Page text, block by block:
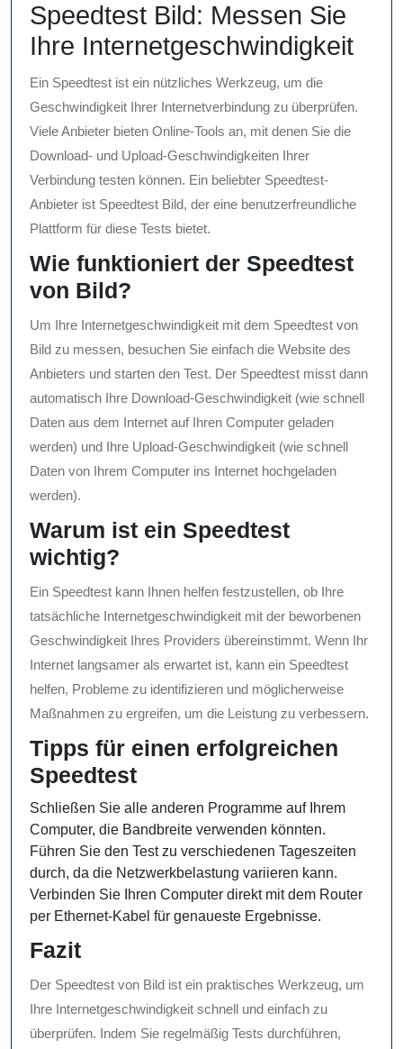
Speedtest Bild: Messen Sie
Ihre Internetgeschwindigkeit
Ein Speedtest ist ein nützliches Werkzeug, um die
Geschwindigkeit Ihrer Internetverbindung zu überprüfen.
Viele Anbieter bieten Online-Tools an, mit denen Sie die
Download- und Upload-Geschwindigkeiten Ihrer
Verbindung testen können. Ein beliebter Speedtest-
Anbieter ist Speedtest Bild, der eine benutzerfreundliche
Plattform für diese Tests bietet.
Wie funktioniert der Speedtest
von Bild?
Um Ihre Internetgeschwindigkeit mit dem Speedtest von
Bild zu messen, besuchen Sie einfach die Website des
Anbieters und starten den Test. Der Speedtest misst dann
automatisch Ihre Download-Geschwindigkeit (wie schnell
Daten aus dem Internet auf Ihren Computer geladen
werden) und Ihre Upload-Geschwindigkeit (wie schnell
Daten von Ihrem Computer ins Internet hochgeladen
werden).
Warum ist ein Speedtest
wichtig?
Ein Speedtest kann Ihnen helfen festzustellen, ob Ihre
tatsächliche Internetgeschwindigkeit mit der beworbenen
Geschwindigkeit Ihres Providers übereinstimmt. Wenn Ihr
Internet langsamer als erwartet ist, kann ein Speedtest
helfen, Probleme zu identifizieren und möglicherweise
Maßnahmen zu ergreifen, um die Leistung zu verbessern.
Tipps für einen erfolgreichen
Speedtest
Schließen Sie alle anderen Programme auf Ihrem
Computer, die Bandbreite verwenden könnten.
Führen Sie den Test zu verschiedenen Tageszeiten
durch, da die Netzwerkbelastung variieren kann.
Verbinden Sie Ihren Computer direkt mit dem Router
per Ethernet-Kabel für genaueste Ergebnisse.
Fazit
Der Speedtest von Bild ist ein praktisches Werkzeug, um
Ihre Internetgeschwindigkeit schnell und einfach zu
überprüfen. Indem Sie regelmäßig Tests durchführen,